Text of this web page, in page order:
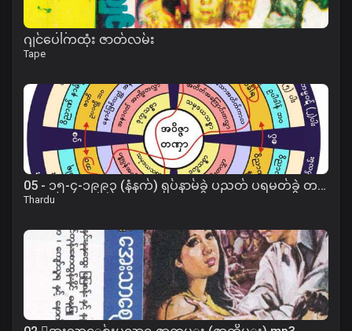
ဂျင်ပေါ်ကထုံး ဇာတ်လမ်း
Tape
05 - ၁၅-၄-၁၉၉၃ (နံနက်) ရုပ်နာမ်ခွဲ ပညတ် ပရမတ်ခွဲ တရား
Thardu